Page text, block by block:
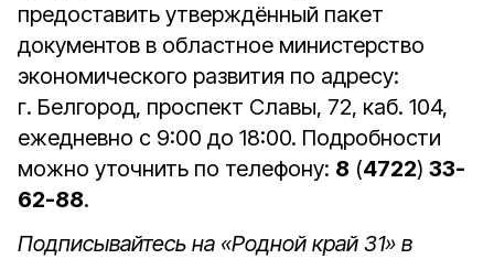
предоставить утверждённый пакет
документов в областное министерство
экономического развития по адресу:
г. Белгород, проспект Славы, 72, каб. 104,
ежедневно с 9:00 до 18:00. Подробности
можно уточнить по телефону: 8 (4722) 33-
62-88.
Подписывайтесь на «Родной край 31» в